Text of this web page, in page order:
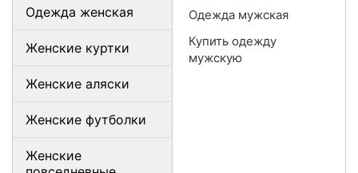
Одежда женская
Женские куртки
Женские аляски
Женские футболки
Женские
Одежда мужская
Купить одежду
мужскую